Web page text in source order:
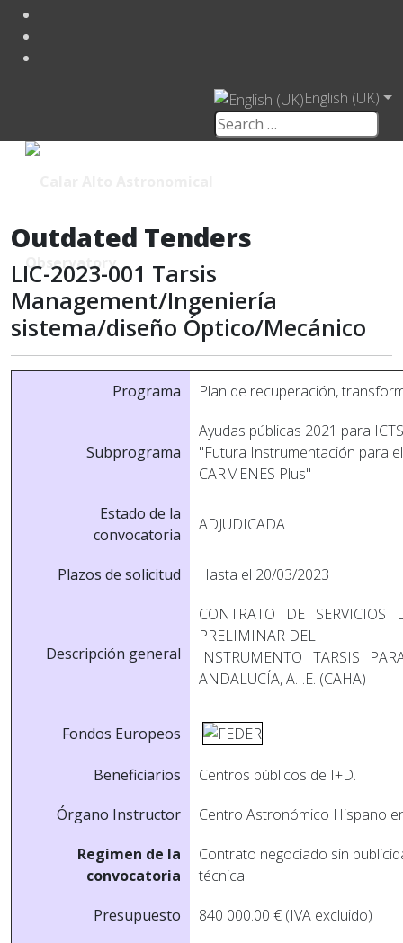
English (UK)
Outdated Tenders
LIC-2023-001 Tarsis
Management/Ingeniería
sistema/diseño Óptico/Mecánico
Programa Plan de recuperación,
Subprograma
Ayudas públicas 2021 para
"Futura Instrumentación para
CARMENES Plus"
Estado de la
convocatoria
ADJUDICADA
Plazos de solicitud Hasta el 20/03/2023
Descripción general
CONTRATO DE
PRELIMINAR DEL
INSTRUMENTO TARSIS
ANDALUCÍA, A.I.E. (CAHA)
Fondos Europeos
Beneficiarios
Centros públicos de I+D.
Órgano Instructor
Centro Astronómico Hispano
Regimen de la
convocatoria
Contrato negociado sin
técnica
Presupuesto
840 000.00 € (IVA excluido)